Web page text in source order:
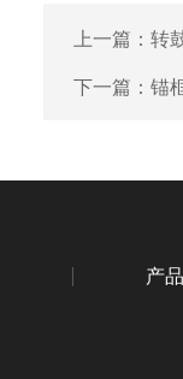
上一篇： 转
下一篇： 锚
产